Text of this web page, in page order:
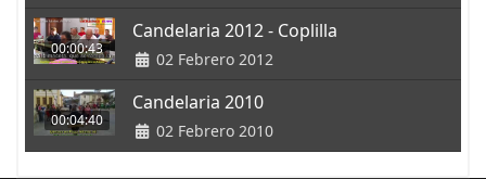
00:00:43
Candelaria 2012 - Coplilla
02 Febrero 2012
00:04:40
Candelaria 2010
02 Febrero 2010